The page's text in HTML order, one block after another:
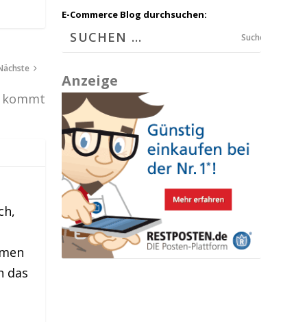
kommt
das
E-Commerce Blog durchsuchen:
Suchen
Anzeige